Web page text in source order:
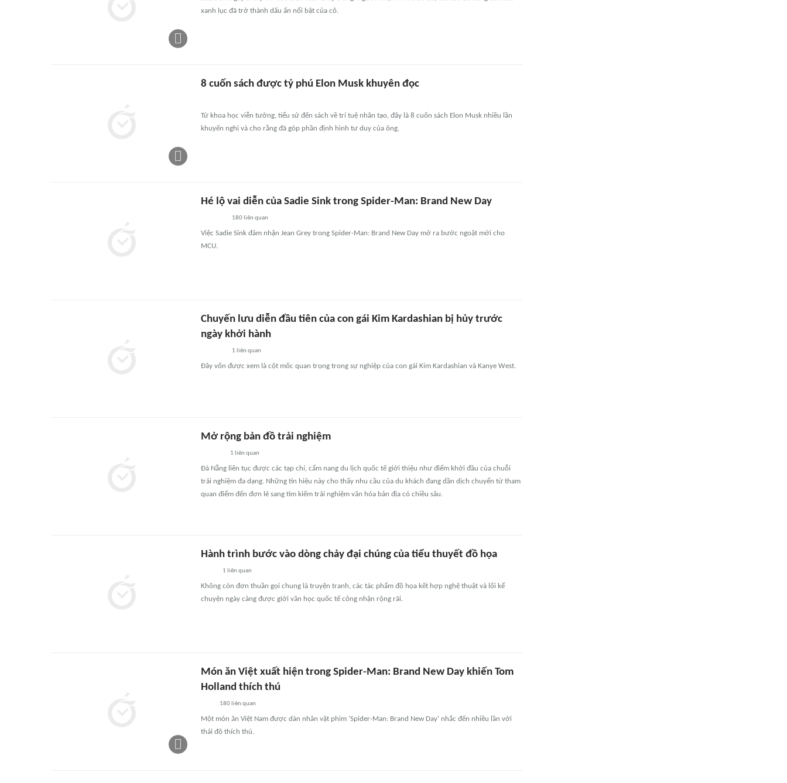
xanh lục đã trở thành dấu ấn nổi bật của cô.
8 cuốn sách được tỷ phú Elon Musk khuyên đọc
Từ khoa học viễn tưởng, tiểu sử đến sách về trí tuệ nhân tạo, đây là 8 cuốn sách Elon Musk nhiều lần
khuyến nghị và cho rằng đã góp phần định hình tư duy của ông.
Hé lộ vai diễn của Sadie Sink trong Spider-Man: Brand New Day
180liên quan
Việc Sadie Sink đảm nhận Jean Grey trong Spider-Man: Brand New Day mở ra bước ngoặt mới cho
MCU.
Chuyến lưu diễn đầu tiên của con gái Kim Kardashian bị hủy trước
ngày khởi hành
1 liên quan
Đây vốn được xem là cột mốc quan trọng trong sự nghiệp của con gái Kim Kardashian và Kanye West.
Mở rộng bản đồ trải nghiệm
1 liên quan
Đà Nẵng liên tục được các tạp chí, cẩm nang du lịch quốc tế giới thiệu như điểm khởi đầu của chuỗi
trải nghiệm đa dạng. Những tín hiệu này cho thấy nhu cầu của du khách đang dần dịch chuyển từ tham
quan điểm đến đơn lẻ sang tìm kiếm trải nghiệm văn hóa bản địa có chiều sâu.
Hành trình bước vào dòng chảy đại chúng của tiểu thuyết đồ họa
1 liên quan
Không còn đơn thuần gọi chung là truyện tranh, các tác phẩm đồ họa kết hợp nghệ thuật và lối kể
chuyện ngày càng được giới văn học quốc tế công nhận rộng rãi.
Món ăn Việt xuất hiện trong Spider-Man: Brand New Day khiến Tom
Holland thích thú
180 liên quan
Một món ăn Việt Nam được dàn nhân vật phim 'Spider-Man: Brand New Day' nhắc đến nhiều lần với
thái độ thích thú.